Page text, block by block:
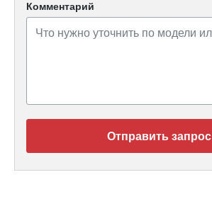
Комментарий
Отправить запрос